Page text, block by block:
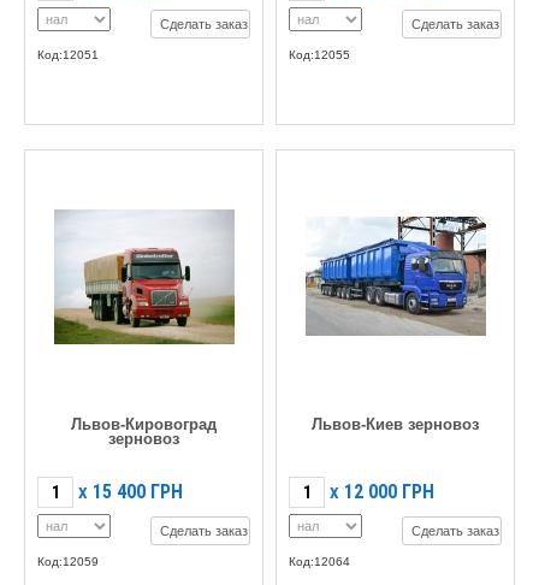
Сделать заказ
Код:12051
Сделать заказ
Код:12055
Львов-Кировоград
зерновоз
X 15 400 ГРН
Сделать заказ
Код:12059
Львов-Киев зерновоз
X 12 000 ГРН
Сделать заказ
Код:12064